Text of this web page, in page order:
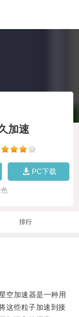
加速
PC下载
排行
加速器是一种用
这些粒子加速到接